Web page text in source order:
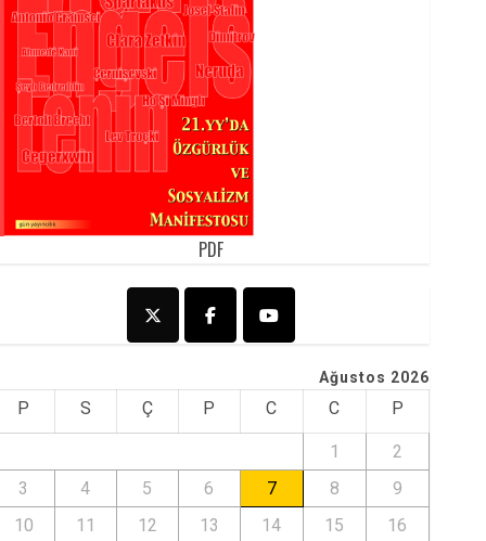
PDF
Ağustos 2026
P S Ç P C C P
1
2
3
4 5 6 7 8
9
10
11 12 13 14 15
16